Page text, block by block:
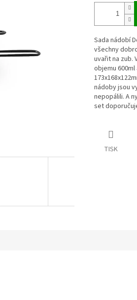
Sada nádobí
všechny
uvařit na zub.
objemu
nádoby jsou
nepopálili. A
set
TISK